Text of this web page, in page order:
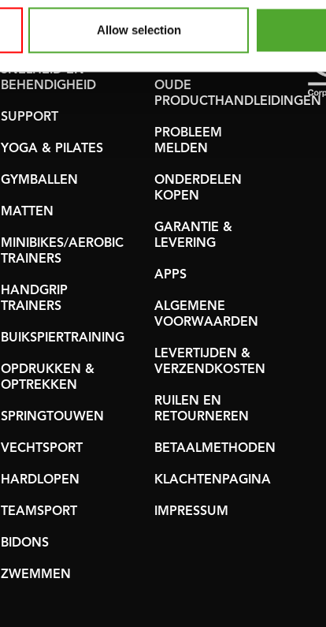
Allow selection
GEWICHTEN
WEERSTANDSTRAINING
SNELHEID EN
BEHENDIGHEID
SUPPORT
YOGA & PILATES
GYMBALLEN
MATTEN
MINIBIKES/AEROBIC
TRAINERS
HANDGRIP
TRAINERS
BUIKSPIERTRAINING
OPDRUKKEN &
OPTREKKEN
SPRINGTOUWEN
VECHTSPORT
HARDLOPEN
TEAMSPORT
BIDONS
ZWEMMEN
ACCOUNT
HUIDIGE
PRODUCTHANDLEIDINGEN
OUDE
PRODUCTHANDLEIDINGEN
PROBLEEM
MELDEN
ONDERDELEN
KOPEN
GARANTIE &
LEVERING
APPS
ALGEMENE
VOORWAARDEN
LEVERTIJDEN &
VERZENDKOSTEN
RUILEN EN
RETOURNEREN
BETAALMETHODEN
KLACHTENPAGINA
IMPRESSUM